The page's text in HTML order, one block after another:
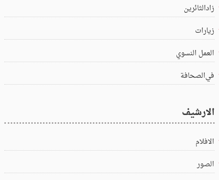
زادالثائرين
زيارات
العمل النسوي
في‌الصحافة
الارشيف
الافلام
الصور